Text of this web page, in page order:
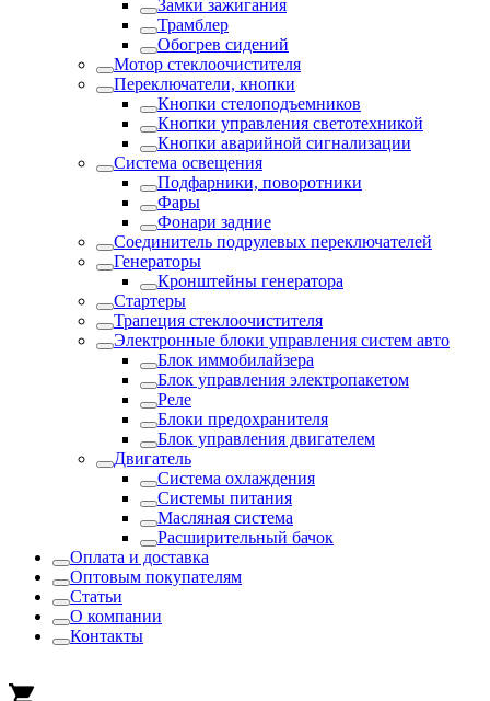
Замки зажигания
Трамблер
Обогрев сидений
Мотор стеклоочистителя
Переключатели, кнопки
Кнопки стелоподъемников
Кнопки управления светотехникой
Кнопки аварийной сигнализации
Система освещения
Подфарники, поворотники
Фары
Фонари задние
Соединитель подрулевых переключателей
Генераторы
Кронштейны генератора
Стартеры
Трапеция стеклоочистителя
Электронные блоки управления систем авто
Блок иммобилайзера
Блок управления электропакетом
Реле
Блоки предохранителя
Блок управления двигателем
Двигатель
Система охлаждения
Системы питания
Масляная система
Расширительный бачок
Оплата и доставка
Оптовым покупателям
Статьи
О компании
Контакты